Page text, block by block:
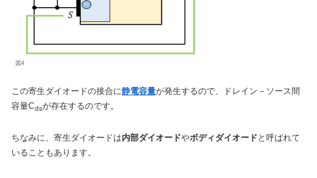
図4
この寄生ダイオードの接合に静電容量が発生するので、ドレイン－ソース間
容量Cdsが存在するのです。
ちなみに、寄生ダイオードは内部ダイオードやボディダイオード と呼ばれて
いることもあります。